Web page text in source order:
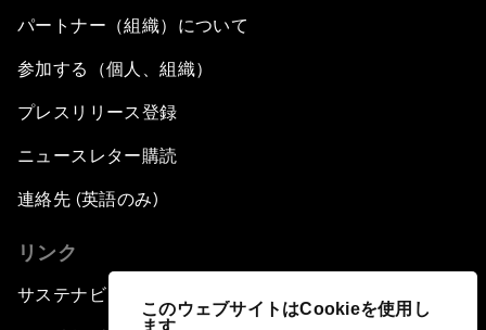
このウェブサイトはCookieを使用し
ます
パートナー（組織）について
参加する（個人、組織）
プレスリリース登録
ニュースレター購読
連絡先 (英語のみ)
リンク
サステナビリティへの取り組み